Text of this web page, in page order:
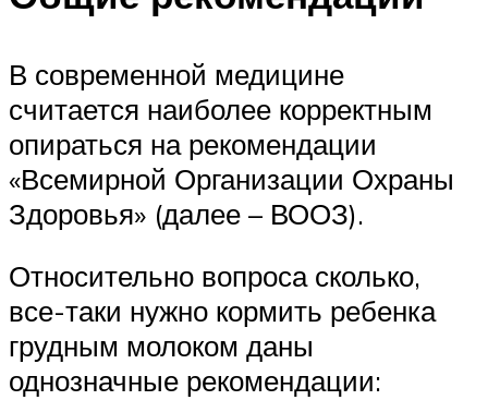
В современной медицине
считается наиболее корректным
опираться на рекомендации
«Всемирной Организации Охраны
Здоровья» (далее – ВООЗ).
Относительно вопроса сколько,
все-таки нужно кормить ребенка
грудным молоком даны
однозначные рекомендации: